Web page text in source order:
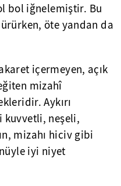
bol iğnelemiştir. Bu
öte yandan da
içermeyen, açık
mizahî
Aykırı
kuvvetli, neşeli,
mizahı hiciv gibi
iyi niyet